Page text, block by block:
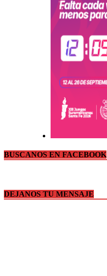
BUSCANOS EN FACEBOOK
DEJANOS TU MENSAJE